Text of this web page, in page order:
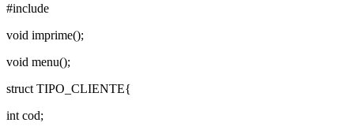
#include
void imprime();
void menu();
struct TIPO_CLIENTE{
int cod;